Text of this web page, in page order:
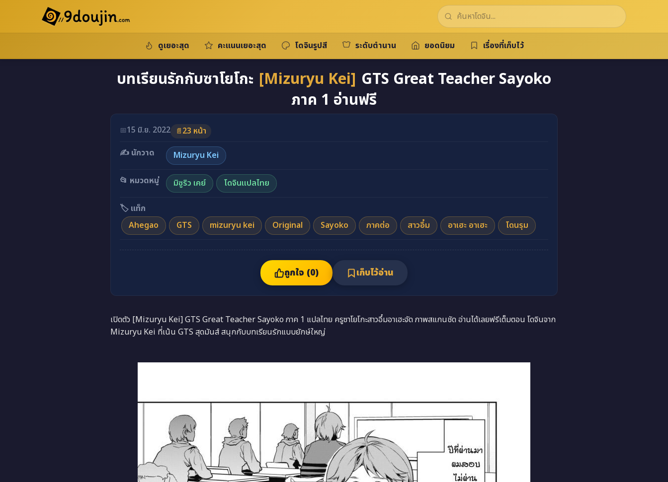
ดูเยอะสุด คะแนนเยอะสุด โดจินรูปสี ระดับตำนาน ยอดนิยม เรื่องที่เก็บไว้
บทเรียนรักกับซาโยโกะ [Mizuryu Kei] GTS Great Teacher Sayoko
ภาค 1 อ่านฟรี
อ่านโดจินภาพสี บทเรียนรักกับซาโยโกะ [Mizuryu Kei] GTS Great Teacher Sayoko ภาค 1 อ่านฟรี แปลไทย มังงะแปลไทย doujin ฟรี ไม่เซ็นเ
📅15 มิ.ย. 2022 📄23 หน้า
✍️ นักวาด
Mizuryu Kei
📂 หมวดหมู่ มิซูริว เคย์ โดจินแปลไทย
🏷️ แท็ก
Ahegao
GTS mizuryu kei Original Sayoko ภาคต่อ สาวอึ๋ม อาเฮะ อาเฮะ โดนรุม
ถูกใจ (0) เก็บไว้อ่าน
เปิดตัว [Mizuryu Kei] GTS Great Teacher Sayoko ภาค 1 แปลไทย ครูซาโยโกะสาวอึ๋มอาเฮะจัด ภาพสแกนชัด อ่านได้เลยฟรีเต็มตอน โดจินจาก
Mizuryu Kei ที่เน้น GTS สุดมันส์ สนุกกับบทเรียนรักแบบยักษ์ใหญ่